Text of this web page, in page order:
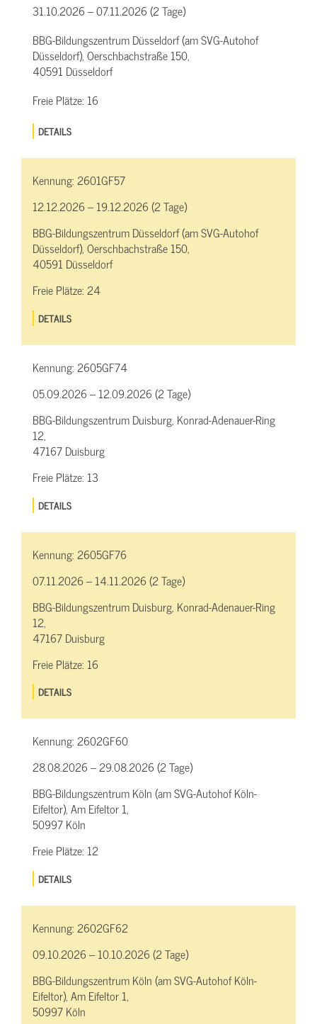
31.10.2026 – 07.11.2026 (2 Tage)
BBG-Bildungszentrum Düsseldorf (am SVG-Autohof
Düsseldorf), Oerschbachstraße 150,
40591 Düsseldorf
Freie Plätze: 16
DETAILS
Kennung:2601GF57
12.12.2026 – 19.12.2026 (2 Tage)
BBG-Bildungszentrum Düsseldorf (am SVG-Autohof
Düsseldorf), Oerschbachstraße 150,
40591 Düsseldorf
Freie Plätze:24
DETAILS
Kennung:2605GF74
05.09.2026 – 12.09.2026 (2 Tage)
BBG-Bildungszentrum Duisburg, Konrad-Adenauer-Ring
12,
47167 Duisburg
Freie Plätze: 13
DETAILS
Kennung:2605GF76
07.11.2026 – 14.11.2026 (2 Tage)
BBG-Bildungszentrum Duisburg, Konrad-Adenauer-Ring
12,
47167 Duisburg
Freie Plätze: 16
DETAILS
Kennung:2602GF60
28.08.2026 – 29.08.2026 (2 Tage)
BBG-Bildungszentrum Köln (am SVG-Autohof Köln-
Eifeltor), Am Eifeltor 1,
50997 Köln
Freie Plätze: 12
DETAILS
Kennung:2602GF62
09.10.2026 – 10.10.2026 (2 Tage)
BBG-Bildungszentrum Köln (am SVG-Autohof Köln-
Eifeltor), Am Eifeltor 1,
50997 Köln